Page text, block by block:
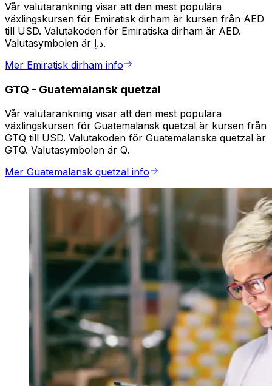
Vår valutarankning visar att den mest populära
växlingskursen för Emiratisk dirham är kursen från AED
till USD. Valutakoden för Emiratiska dirham är AED.
Valutasymbolen är د.إ.
Mer Emiratisk dirham info
GTQ - Guatemalansk quetzal
Vår valutarankning visar att den mest populära
växlingskursen för Guatemalansk quetzal är kursen från
GTQ till USD. Valutakoden för Guatemalanska quetzal är
GTQ. Valutasymbolen är Q.
Mer Guatemalansk quetzal info